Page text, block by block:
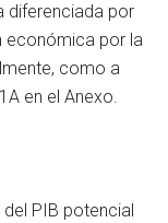
diferenciada por
económica por la
como a
en el Anexo.
PIB potencial